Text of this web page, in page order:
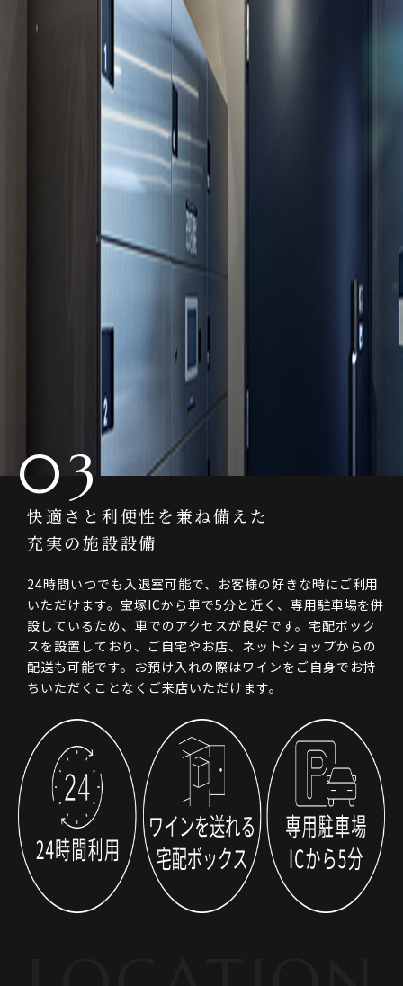
03
快適さと利便性を兼ね備えた
充実の施設設備
24時間いつでも入退室可能で、お客様の好きな時にご利用
いただけます。宝塚ICから車で5分と近く、専用駐車場を併
設しているため、車でのアクセスが良好です。宅配ボック
スを設置しており、ご自宅やお店、ネットショップからの
配送も可能です。お預け入れの際はワインをご自身でお持
ちいただくことなくご来店いただけます。